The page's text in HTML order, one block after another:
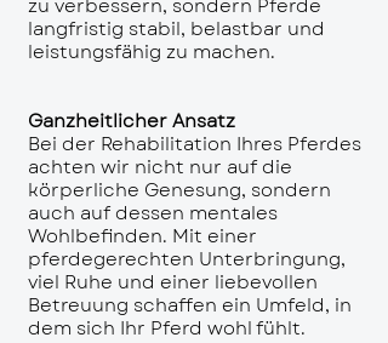
zu verbessern, sondern Pferde
langfristig stabil, belastbar und
leistungsfähig zu machen.
Ganzheitlicher Ansatz
Bei der Rehabilitation Ihres Pferdes
achten wir nicht nur auf die
körperliche Genesung, sondern
auch auf dessen mentales
Wohlbefinden. Mit einer
pferdegerechten Unterbringung,
viel Ruhe und einer liebevollen
Betreuung schaffen ein Umfeld, in
dem sich Ihr Pferd wohl fühlt.